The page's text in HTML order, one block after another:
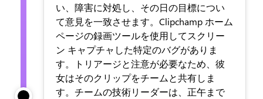
い、障害に対処し、その日の目標につい
て意見を一致させます。Clipchamp ホーム
ページの録画ツールを使用してスクリー
ン キャプチャした特定のバグがありま
す。トリアージと注意が必要なため、彼
女はそのクリップをチームと共有しま
す。チームの技術リーダーは、正午まで